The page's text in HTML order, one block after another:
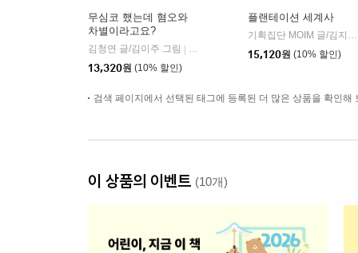
무심코 했는데 혐오와
차별이라고요?
김청연 글/김이주 그림
어크로스주니어
13,320원 (10% 할인)
플랜테이션 세계사
기획집단 MOIM 글/김지하 그림
15,120원 (10% 할인)
검색 페이지에서 선택된 태그에 등록된 더 많은 상품을 확인해
이 상품의 이벤트 (10개)